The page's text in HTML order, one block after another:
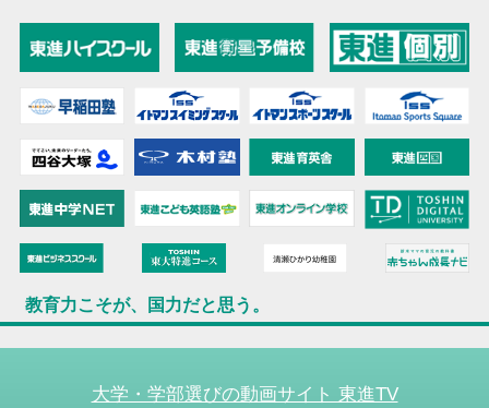
教育力こそが、国力だと思う。
大学・学部選びの動画サイト 東進TV